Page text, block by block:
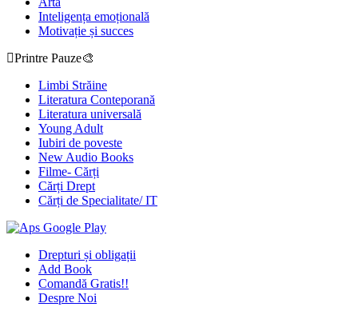
Inteligența emoțională
Motivație și succes
Printre Pauze🎨
Limbi Străine
Literatura Conteporană
Literatura universală
Young Adult
Iubiri de poveste
New Audio Books
Filme- Cărți
Cărți Drept
Cărți de Specialitate/ IT
Drepturi și obligații
Add Book
Comandă Gratis!!
Despre Noi